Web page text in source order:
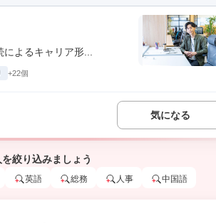
よるキャリア形...
+22個
気になる
絞り込みましょう
英語 総務 人事 中国語